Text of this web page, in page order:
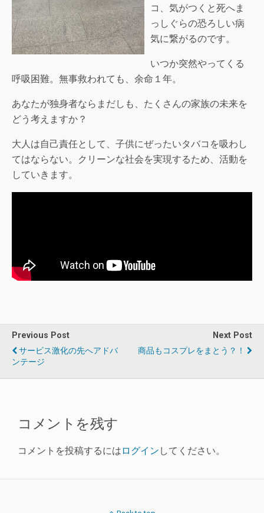
コ、気がつくと死へま
っしぐらの恐ろしい病
気に繋がるのです。
いつか突然やってくる
呼吸困難。無事救われても、余命１年。
あなたが独身者ならまだしも、たくさんの家族の未来を
どう考えますか？
大人は自己責任として、子供にぜったいタバコを吸わし
てはならない。クリーンな社会を実現するため、活動を
していきます。
Previous Post
サービス激化の先へアドバ
ンテージ
Next Post
商品もコスプレをまとう？！
コメントを残す
コメントを投稿するには ログイン してください。